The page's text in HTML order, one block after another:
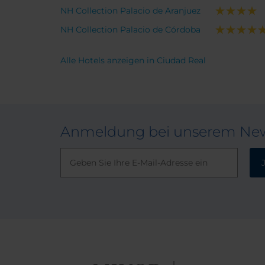
diferencia se nota.
NH Collection Palacio de Aranjuez
NH Collection Palacio de Córdoba
Alle Hotels anzeigen in Ciudad Real
Anmeldung bei unserem